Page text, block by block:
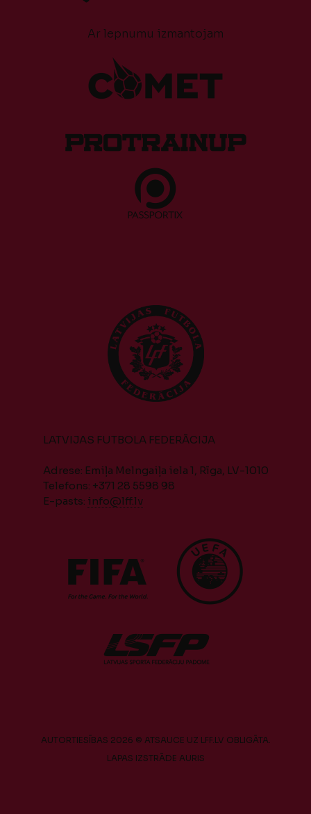
Ar lepnumu izmantojam
LATVIJAS FUTBOLA FEDERĀCIJA
Adrese: Emiļa Melngaiļa iela 1, Rīga, LV-1010
Telefons: +371 28 5598 98
E-pasts: info@lff.lv
AUTORTIESĪBAS 2026 © ATSAUCE UZ LFF.LV OBLIGĀTA.
LAPAS IZSTRĀDE AURIS